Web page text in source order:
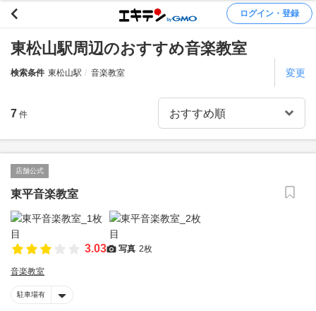
ログイン・登録
東松山駅周辺のおすすめ音楽教室
検索条件 東松山駅 音楽教室 変更
7 件
店舗公式
東平音楽教室
3.03 写真 2枚
音楽教室
駐車場有